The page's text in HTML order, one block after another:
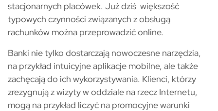
stacjonarnych placówek. Już dziś większość
typowych czynności związanych z obsługą
rachunków można przeprowadzić online.
Banki nie tylko dostarczają nowoczesne narzędzia,
na przykład intuicyjne aplikacje mobilne, ale także
zachęcają do ich wykorzystywania. Klienci, którzy
zrezygnują z wizyty w oddziale na rzecz Internetu,
mogą na przykład liczyć na promocyjne warunki